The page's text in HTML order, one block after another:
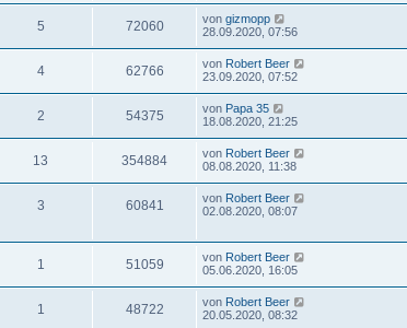
5 72060 von gizmopp
28.09.2020, 07:56
4 62766 von Robert Beer
23.09.2020, 07:52
2 54375 von Papa 35
18.08.2020, 21:25
13 354884 von Robert Beer
08.08.2020, 11:38
3 60841 von Robert Beer
02.08.2020, 08:07
1 51059 von Robert Beer
05.06.2020, 16:05
1 48722 von Robert Beer
20.05.2020, 08:32